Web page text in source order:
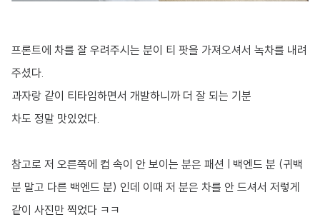
프론트에 차를 잘 우려주시는 분이 티 팟을 가져오셔서 녹차를 내려
주셨다.
과자랑 같이 티타임하면서 개발하니까 더 잘 되는 기분
차도 정말 맛있었다.
참고로 저 오른쪽에 컵 속이 안 보이는 분은 패션 I 백엔드 분 (귀백
분 말고 다른 백엔드 분) 인데 이때 저 분은 차를 안 드셔서 저렇게
같이 사진만 찍었다 ㅋㅋ